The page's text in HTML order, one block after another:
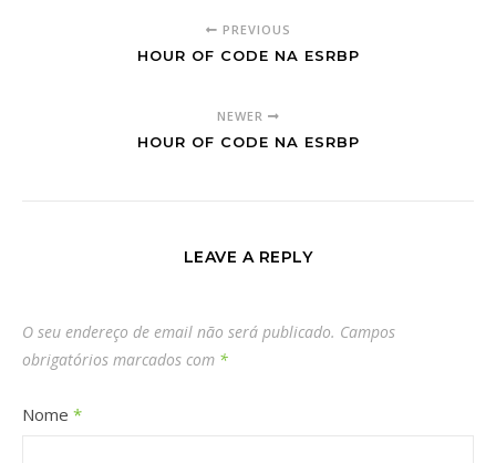
PREVIOUS
HOUR OF CODE NA ESRBP
NEWER
HOUR OF CODE NA ESRBP
LEAVE A REPLY
O seu endereço de email não será publicado. Campos
obrigatórios marcados com *
Nome *